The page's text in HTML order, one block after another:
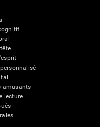
amusants
lecture